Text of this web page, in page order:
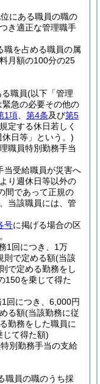
にある職員の職の
き適正な管理職手
職を占める職員の属
月額の100分の25
職員(以下「管理
緊急の必要その他の
1項 第4条及び第5
定する休日若しく
休日等」という。)
職員特別勤務手当
当受給職員が災害へ
り週休日等以外の
間であって正規の
当該職員には、管
号に掲げる場合の区
1回につき、1万
則で定める額(当該
で定める勤務をし
150を乗じて得た
回につき、6,000円
る額(当該勤務に従
勤務をした職員に
じて得た額)
別勤務手当の支給
職員の職のうち採